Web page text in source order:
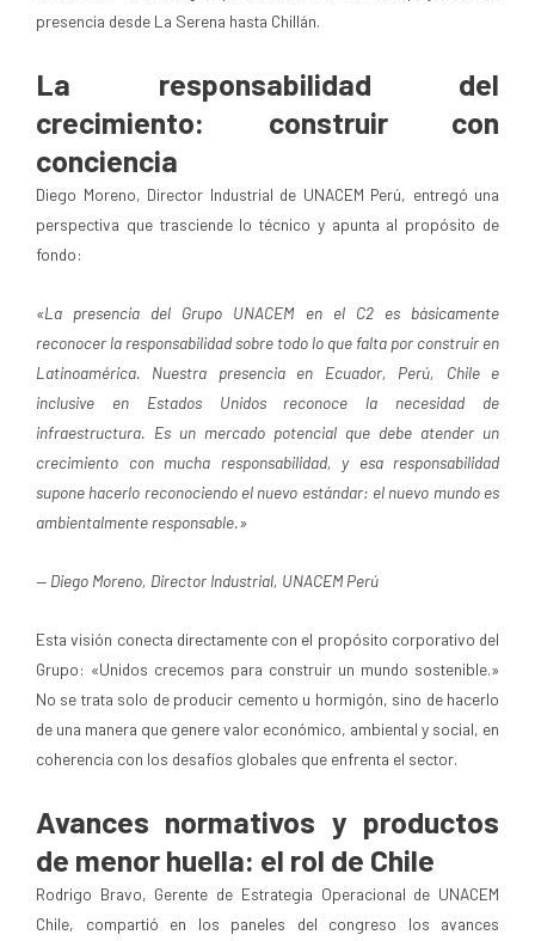
presencia desde La Serena hasta Chillán.
La responsabilidad del
crecimiento: construir con
conciencia
Diego Moreno, Director Industrial de UNACEM Perú, entregó una
perspectiva que trasciende lo técnico y apunta al propósito de
fondo:
«La presencia del Grupo UNACEM en el C2 es básicamente
reconocer la responsabilidad sobre todo lo que falta por construir en
Latinoamérica. Nuestra presencia en Ecuador, Perú, Chile e
inclusive en Estados Unidos reconoce la necesidad de
infraestructura. Es un mercado potencial que debe atender un
crecimiento con mucha responsabilidad, y esa responsabilidad
supone hacerlo reconociendo el nuevo estándar: el nuevo mundo es
ambientalmente responsable.»
— Diego Moreno, Director Industrial, UNACEM Perú
Esta visión conecta directamente con el propósito corporativo del
Grupo: «Unidos crecemos para construir un mundo sostenible.»
No se trata solo de producir cemento u hormigón, sino de hacerlo
de una manera que genere valor económico, ambiental y social, en
coherencia con los desafíos globales que enfrenta el sector.
Avances normativos y productos
de menor huella: el rol de Chile
Rodrigo Bravo, Gerente de Estrategia Operacional de UNACEM
Chile, compartió en los paneles del congreso los avances